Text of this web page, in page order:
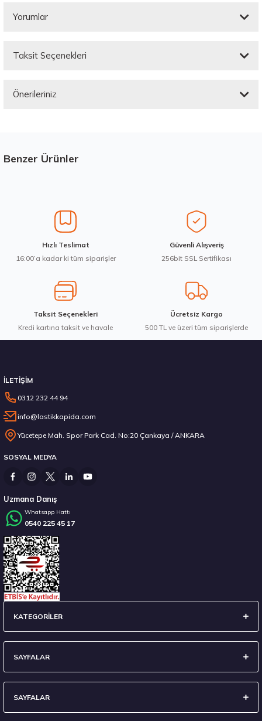
Yorumlar
Taksit Seçenekleri
Önerileriniz
Görüş ve önerileriniz için teşekkür ederiz.
Ürün bilgilerinde hatalar bulunuyor.
Ürün fiyatı diğer sitelerden daha pahalı.
Bu ürüne benzer farklı alternatifler olmalı.
Benzer Ürünler
Waterfall 215/50R17 95W XL Unique UHP Yaz 2026
14.267,00 ₺
Stokta 12 Adet
Hızlı Teslimat
16:00’a kadar ki tüm siparişler
Güvenli Alışveriş
256bit SSL Sertifikası
Taksit Seçenekleri
Kredi kartına taksit ve havale
Ücretsiz Kargo
500 TL ve üzeri tüm siparişlerde
İLETİŞİM
0312 232 44 94
info@lastikkapida.com
Yücetepe Mah. Spor Park Cad. No:20 Çankaya / ANKARA
SOSYAL MEDYA
Uzmana Danış
Whatsapp Hattı
0540 225 45 17
KATEGORİLER
SAYFALAR
SAYFALAR